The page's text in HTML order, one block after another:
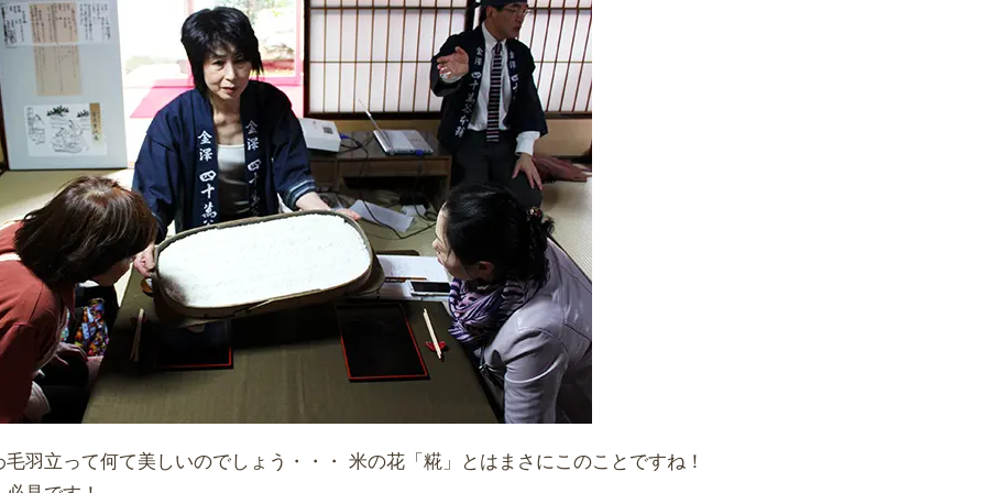
毛羽立って何て美しいのでしょう・・・ 米の花「糀」とはまさにこのことですね！